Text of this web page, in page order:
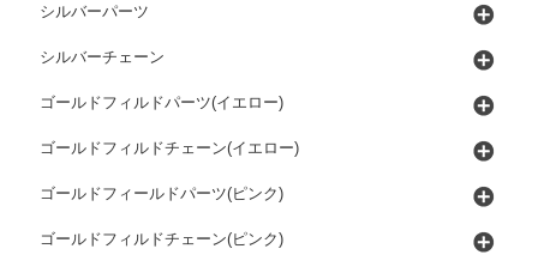
シルバーパーツ
シルバーチェーン
ゴールドフィルドパーツ(イエロー)
ゴールドフィルドチェーン(イエロー)
ゴールドフィールドパーツ(ピンク)
ゴールドフィルドチェーン(ピンク)